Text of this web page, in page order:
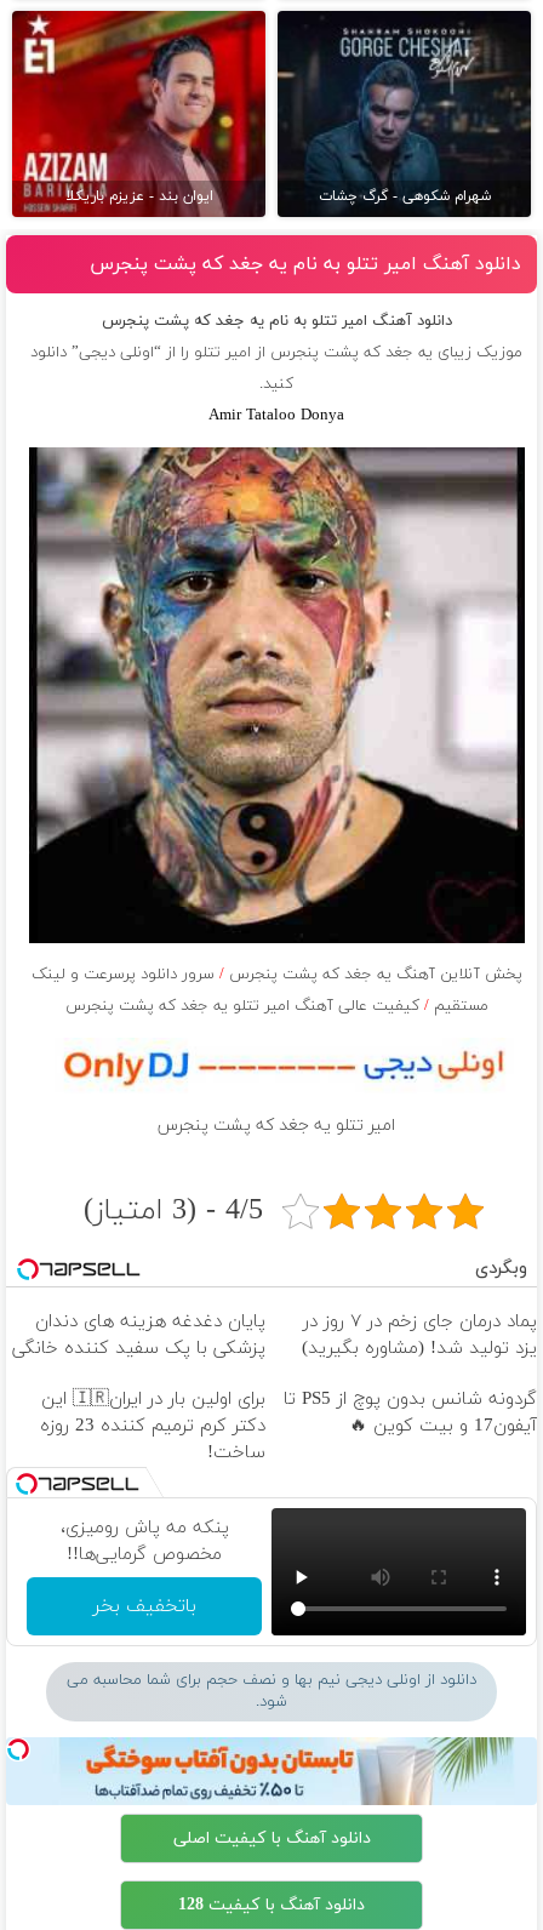
شهرام شکوهی - گرگ چشات ایوان بند - عزیزم باریکلا
دانلود آهنگ امیر تتلو به نام یه جغد که پشت پنجرس
دانلود آهنگ امیر تتلو به نام یه جغد که پشت پنجرس
موزیک زیبای یه جغد که پشت پنجرس از امیر تتلو را از “اونلی دیجی” دانلود
کنید.
Amir Tataloo Donya
پخش آنلاین آهنگ یه جغد که پشت پنجرس/ سرور دانلود پرسرعت و لینک
مستقیم/ کیفیت عالی آهنگ امیر تتلو یه جغد که پشت پنجرس
امیر تتلو یه جغد که پشت پنجرس
4/5 - (3 امتیاز)
وبگردی
پماد درمان جای زخم در ۷ روز در
یزد تولید شد! (مشاوره بگیرید)
پایان دغدغه هزینه های دندان
پزشکی با پک سفید کننده خانگی
گردونه شانس بدون پوچ از PS5 تا
آیفون17 و بیت کوین 🔥
برای اولین بار در ایران🇮🇷 این
دکتر کرم ترمیم کننده 23 روزه
ساخت!
پنکه مه پاش رومیزی،
مخصوص گرمایی‌ها!!
باتخفیف بخر
دانلود از اونلی دیجی نیم بها و نصف حجم برای شما محاسبه می
شود.
دانلود آهنگ با کیفیت اصلی
دانلود آهنگ با کیفیت 128